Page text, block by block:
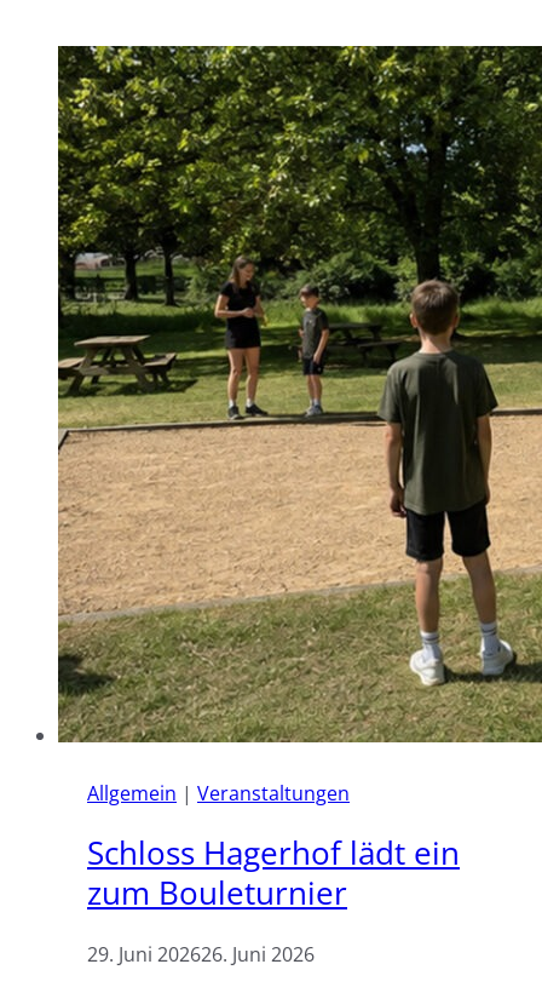
Jugendwettbewerb
Informatik
Allgemein | Veranstaltungen
Schloss Hagerhof lädt ein
zum Bouleturnier
29. Juni 202626. Juni 2026